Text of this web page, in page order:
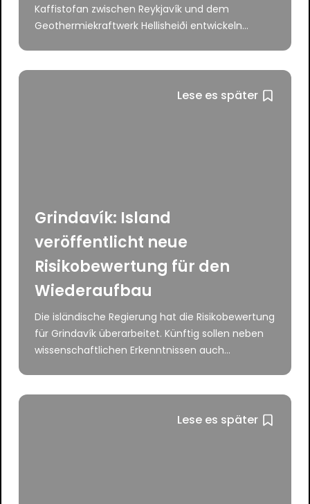
Kaffistofan zwischen Reykjavík und dem
Geothermiekraftwerk Hellisheiði entwickeln...
Lese es später
Grindavík: Island
veröffentlicht neue
Risikobewertung für den
Wiederaufbau
Die isländische Regierung hat die Risikobewertung
für Grindavík überarbeitet. Künftig sollen neben
wissenschaftlichen Erkenntnissen auch...
Lese es später